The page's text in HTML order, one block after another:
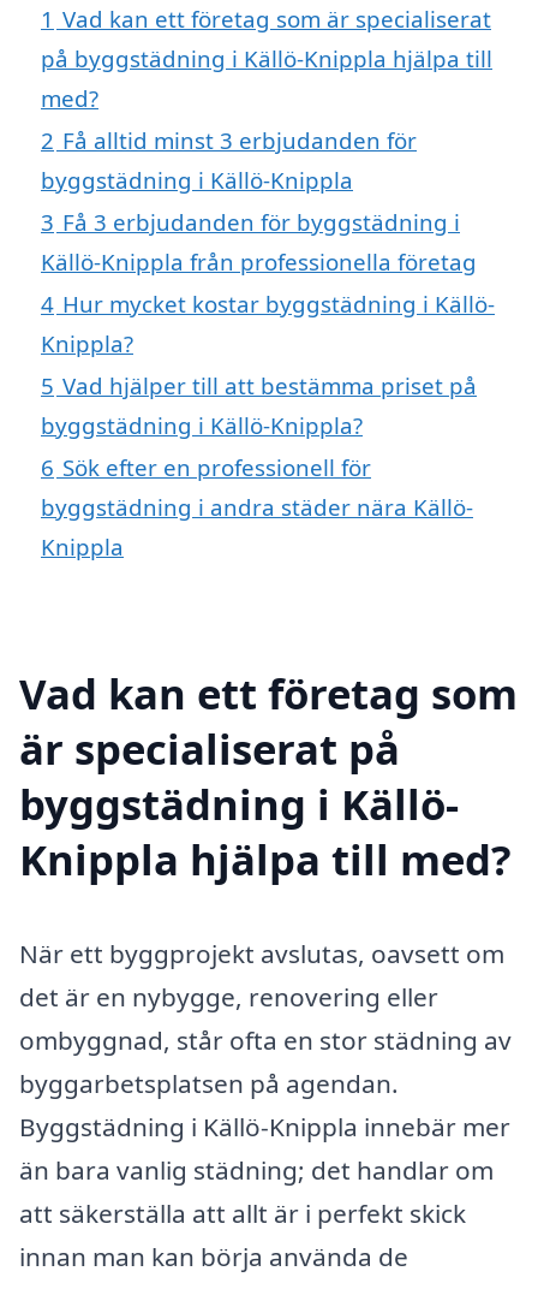
1 Vad kan ett företag som är specialiserat
på byggstädning i Källö-Knippla hjälpa till
med?
2 Få alltid minst 3 erbjudanden för
byggstädning i Källö-Knippla
3 Få 3 erbjudanden för byggstädning i
Källö-Knippla från professionella företag
4 Hur mycket kostar byggstädning i Källö-
Knippla?
5 Vad hjälper till att bestämma priset på
byggstädning i Källö-Knippla?
6 Sök efter en professionell för
byggstädning i andra städer nära Källö-
Knippla
Vad kan ett företag som
är specialiserat på
byggstädning i Källö-
Knippla hjälpa till med?
När ett byggprojekt avslutas, oavsett om
det är en nybygge, renovering eller
ombyggnad, står ofta en stor städning av
byggarbetsplatsen på agendan.
Byggstädning i Källö-Knippla innebär mer
än bara vanlig städning; det handlar om
att säkerställa att allt är i perfekt skick
innan man kan börja använda de